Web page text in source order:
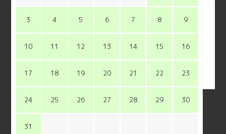
3 4 5 6 7 8 9
10 11 12 13 14 15 16
17 18 19 20 21 22 23
24 25 26 27 28 29 30
31